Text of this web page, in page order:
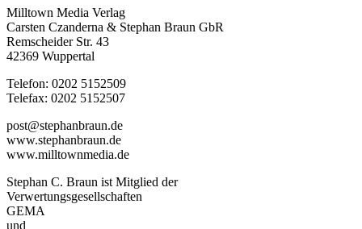
Milltown Media Verlag
Carsten Czanderna & Stephan Braun GbR
Remscheider Str. 43
42369 Wuppertal
Telefon: 0202 5152509
Telefax: 0202 5152507
post@stephanbraun.de
www.stephanbraun.de
www.milltownmedia.de
Stephan C. Braun ist Mitglied der
Verwertungsgesellschaften
GEMA
und